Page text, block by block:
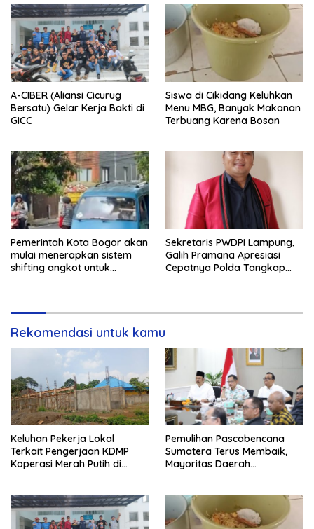
A-CIBER (Aliansi Cicurug
Bersatu) Gelar Kerja Bakti di
GICC
Siswa di Cikidang Keluhkan
Menu MBG, Banyak Makanan
Terbuang Karena Bosan
Pemerintah Kota Bogor akan
mulai menerapkan sistem
shifting angkot untuk
Sekretaris PWDPI Lampung,
Galih Pramana Apresiasi
Cepatnya Polda Tangkap
Rekomendasi untuk kamu
Keluhan Pekerja Lokal
Terkait Pengerjaan KDMP
Koperasi Merah Putih di
Pemulihan Pascabencana
Sumatera Terus Membaik,
Mayoritas Daerah